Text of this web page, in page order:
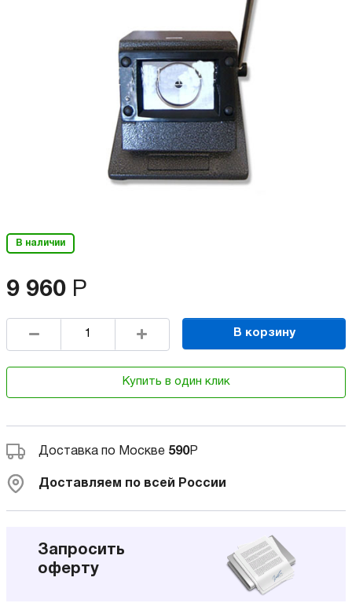
В наличии
9 960 Р
В корзину
Купить в один клик
Доставка по Москве 590Р
Доставляем по всей России
Запросить
оферту